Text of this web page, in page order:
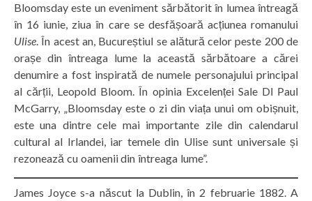
Bloomsday este un eveniment sărbătorit în lumea întreagă
în 16 iunie, ziua în care se desfășoară acțiunea romanului
Ulise. În acest an, Bucureștiul se alătură celor peste 200 de
orașe din întreaga lume la această sărbătoare a cărei
denumire a fost inspirată de numele personajului principal
al cărții, Leopold Bloom. În opinia Excelenței Sale Dl Paul
McGarry, „Bloomsday este o zi din viața unui om obișnuit,
este una dintre cele mai importante zile din calendarul
cultural al Irlandei, iar temele din Ulise sunt universale și
rezonează cu oamenii din întreaga lume”.
James Joyce s-a născut la Dublin, în 2 februarie 1882. A